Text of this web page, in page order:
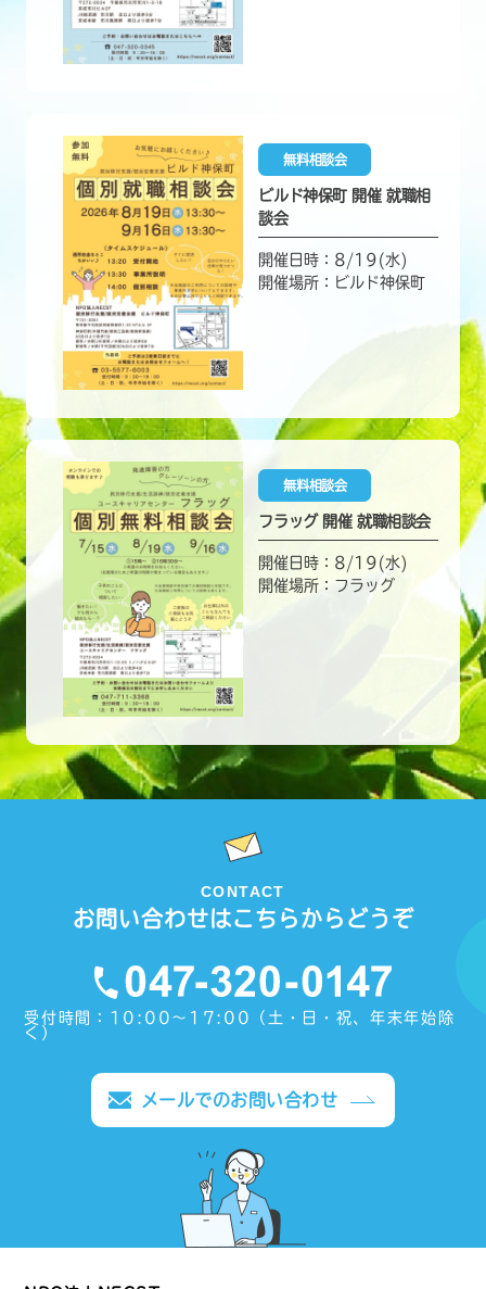
無料相談会
ビルド神保町 開催 就職相
談会
開催日時：8/19(水)
開催場所：ビルド神保町
無料相談会
フラッグ 開催 就職相談会
開催日時：8/19(水)
開催場所：フラッグ
CONTACT
お問い合わせはこちらからどうぞ
受付時間：10:00〜17:00（土・日・祝、年末年始除
く）
メールでのお問い合わせ